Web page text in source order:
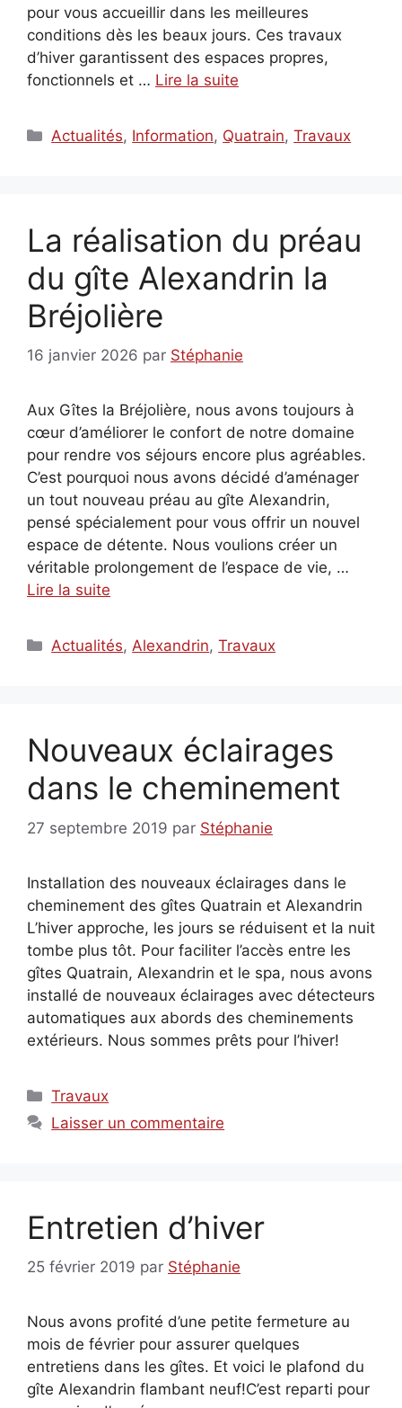
pour vous accueillir dans les meilleures
conditions dès les beaux jours. Ces travaux
d’hiver garantissent des espaces propres,
fonctionnels et … Lire la suite
Catégories
Actualités, Information, Quatrain,Travaux
La réalisation du préau
du gîte Alexandrin la
Bréjolière
16 janvier 2026 par Stéphanie
Aux Gîtes la Bréjolière, nous avons toujours à
cœur d’améliorer le confort de notre domaine
pour rendre vos séjours encore plus agréables.
C’est pourquoi nous avons décidé d’aménager
un tout nouveau préau au gîte Alexandrin,
pensé spécialement pour vous offrir un nouvel
espace de détente. Nous voulions créer un
véritable prolongement de l’espace de vie, …
Lire la suite
Catégories
Actualités,Alexandrin,Travaux
Nouveaux éclairages
dans le cheminement
27 septembre 2019 par Stéphanie
Installation des nouveaux éclairages dans le
cheminement des gîtes Quatrain et Alexandrin
L’hiver approche, les jours se réduisent et la nuit
tombe plus tôt. Pour faciliter l’accès entre les
gîtes Quatrain, Alexandrin et le spa, nous avons
installé de nouveaux éclairages avec détecteurs
automatiques aux abords des cheminements
extérieurs. Nous sommes prêts pour l’hiver!
Catégories
Travaux
Laisser un commentaire
Entretien d’hiver
25 février 2019 par Stéphanie
Nous avons profité d’une petite fermeture au
mois de février pour assurer quelques
entretiens dans les gîtes. Et voici le plafond du
gîte Alexandrin flambant neuf!C’est reparti pour